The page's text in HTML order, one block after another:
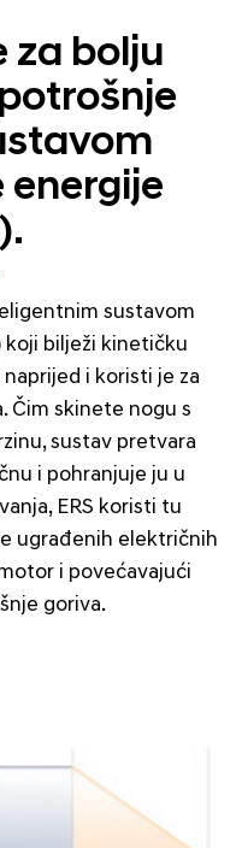
za bolju
energije
sustavom
koji bilježi kinetičku
i koristi je za
Čim skinete nogu s
sustav pretvara
i pohranjuje ju u
ERS koristi tu
ugrađenih električnih
i povećavajući
goriva.